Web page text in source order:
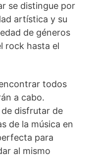
se distingue por
artística y su
de géneros
rock hasta el
todos
a cabo.
disfrutar de
de la música en
para
al mismo